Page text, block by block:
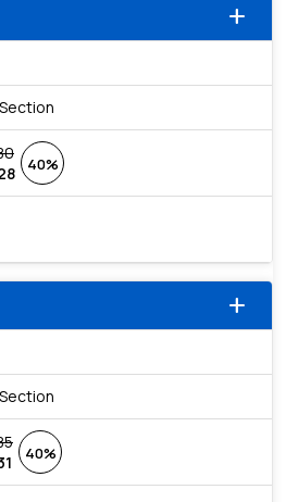
add
40%
add
40%